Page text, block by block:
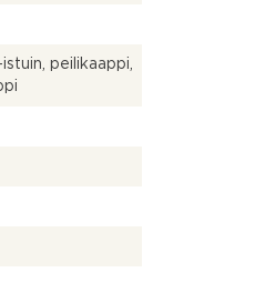
peilikaappi,